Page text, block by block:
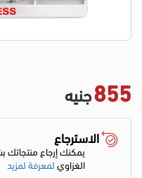
855جنيه
الاسترجاع
يمكنك إرجاع
الغزاويلمعرفة لمزيد